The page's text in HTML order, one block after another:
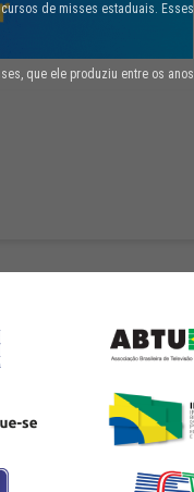
de misses estaduais. Esses
que ele produziu entre os anos